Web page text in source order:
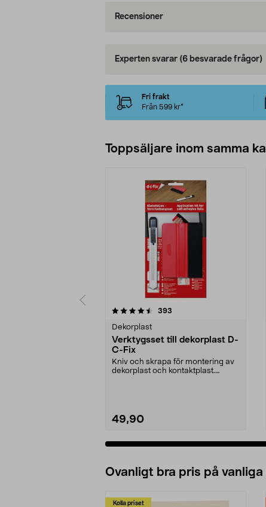
Recensioner
Experten svarar (6 besvarade frågor)
Fri frakt
Från 599 kr*
Toppsäljare inom samma
393
Dekorplast
Verktygsset till dekorplast D-
C-Fix
Kniv och skrapa för montering av
dekorplast och kontaktplast.
49,90
4.5 av 5 stjärnor
Ovanligt bra pris på vanliga
Kolla priset